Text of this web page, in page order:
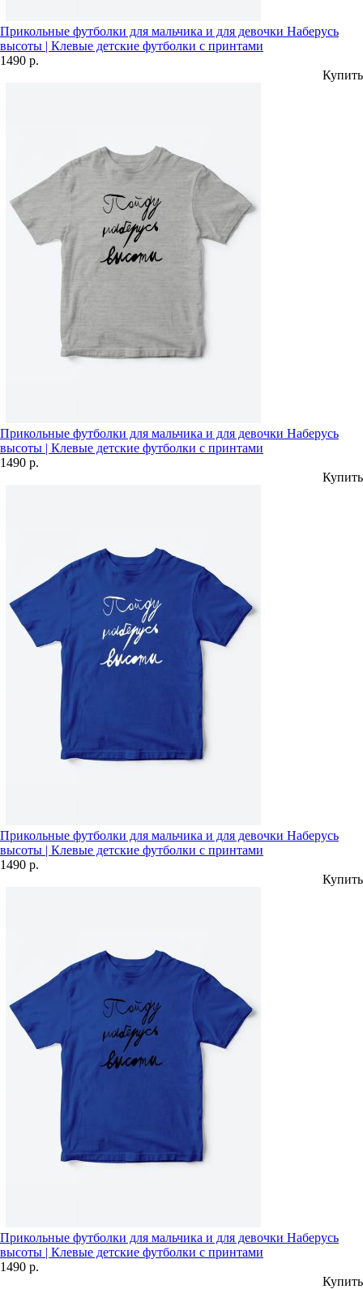
Прикольные футболки для мальчика и для девочки Наберусь
высоты | Клевые детские футболки с принтами
1490 р.
Купить
Прикольные футболки для мальчика и для девочки Наберусь
высоты | Клевые детские футболки с принтами
1490 р.
Купить
Прикольные футболки для мальчика и для девочки Наберусь
высоты | Клевые детские футболки с принтами
1490 р.
Купить
Прикольные футболки для мальчика и для девочки Наберусь
высоты | Клевые детские футболки с принтами
1490 р.
Купить